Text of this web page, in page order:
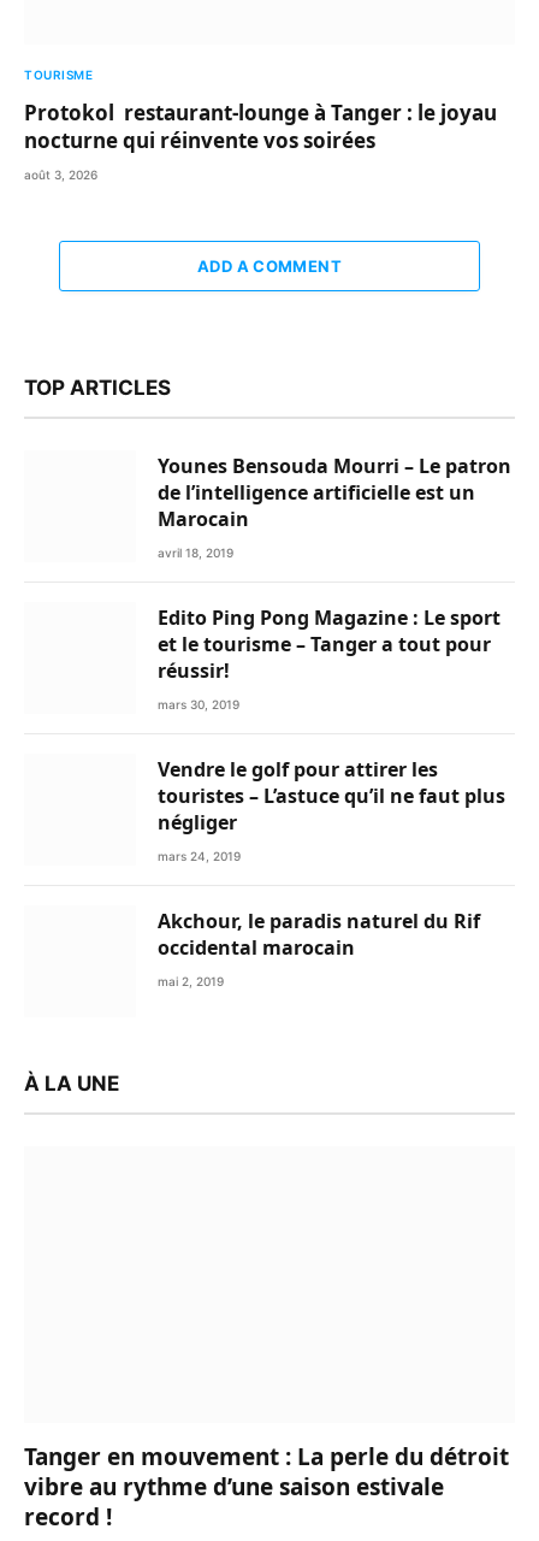
TOURISME
Protokol restaurant-lounge à Tanger : le joyau
nocturne qui réinvente vos soirées
août 3, 2026
ADD A COMMENT
TOP ARTICLES
Younes Bensouda Mourri – Le patron
de l’intelligence artificielle est un
Marocain
avril 18, 2019
Edito Ping Pong Magazine : Le sport
et le tourisme – Tanger a tout pour
réussir!
mars 30, 2019
Vendre le golf pour attirer les
touristes – L’astuce qu’il ne faut plus
négliger
mars 24, 2019
Akchour, le paradis naturel du Rif
occidental marocain
mai 2, 2019
À LA UNE
Tanger en mouvement : La perle du détroit
vibre au rythme d’une saison estivale
record !